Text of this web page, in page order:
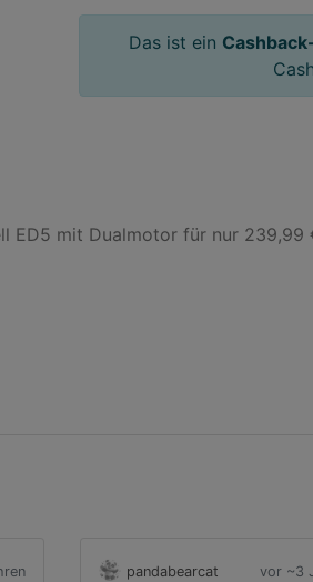
Das ist ein
ED5 mit Dualmotor für nur 239,99
pandabearcat vor ~3